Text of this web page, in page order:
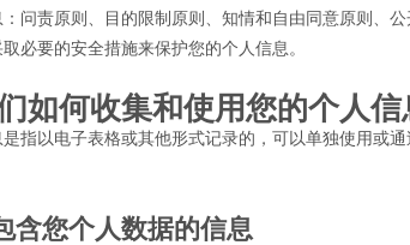
问责原则、目的限制原则、知情和自由同意原则、
必要的安全措施来保护您的个人信息。
如何收集和使用您的个人信
指以电子表格或其他形式记录的，可以单独使用或
含您个人数据的信息